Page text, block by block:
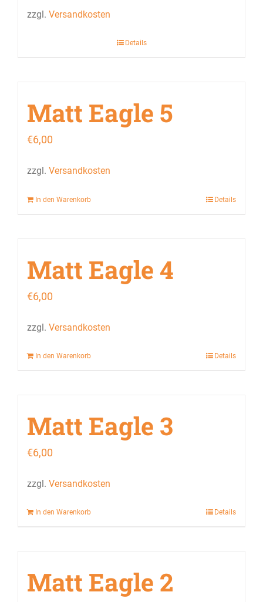
zzgl. Versandkosten
Details
Matt Eagle 5
€6,00
zzgl. Versandkosten
In den Warenkorb Details
Matt Eagle 4
€6,00
zzgl. Versandkosten
In den Warenkorb Details
Matt Eagle 3
€6,00
zzgl. Versandkosten
In den Warenkorb Details
Matt Eagle 2